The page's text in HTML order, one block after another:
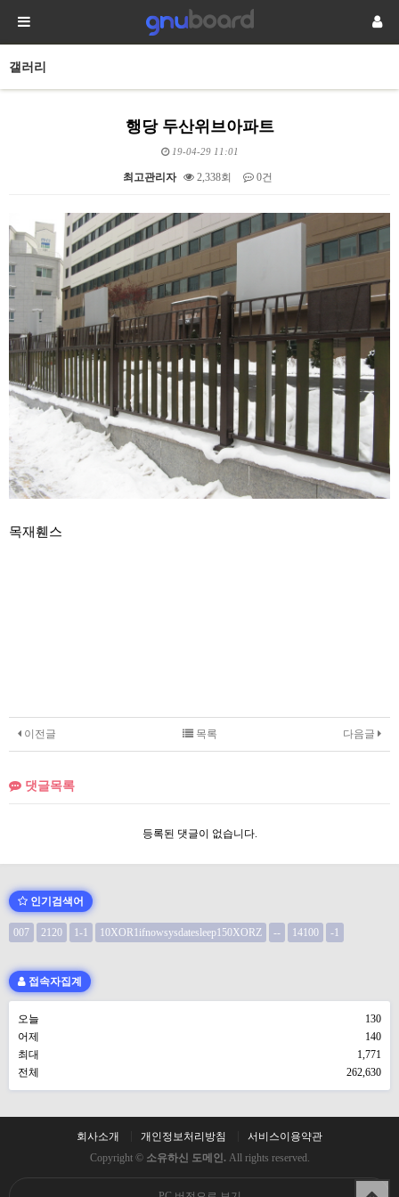
갤러리
행당 두산위브아파트
19-04-29 11:01
최고관리자 2,338회 0건
목재휀스
이전글 다음글
목록
댓글목록
등록된 댓글이 없습니다.
인기검색어
007 2120 1-1 10XOR1ifnowsysdatesleep150XORZ -- 14100 -1
접속자집계
오늘
130
어제
140
최대
1,771
전체
262,630
회사소개 개인정보처리방침
서비스이용약관
Copyright © 소유하신 도메인. All rights reserved.